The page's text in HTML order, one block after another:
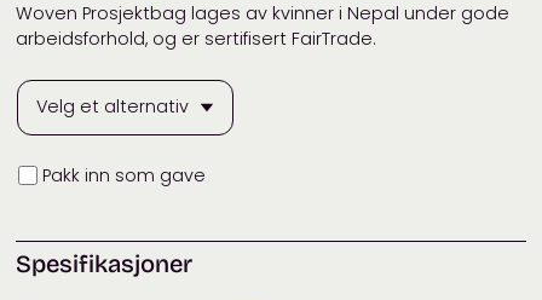
Woven Prosjektbag lages av kvinner i Nepal under gode
arbeidsforhold, og er sertifisert FairTrade.
Innpakning
Pakk inn som gave
Spesifikasjoner